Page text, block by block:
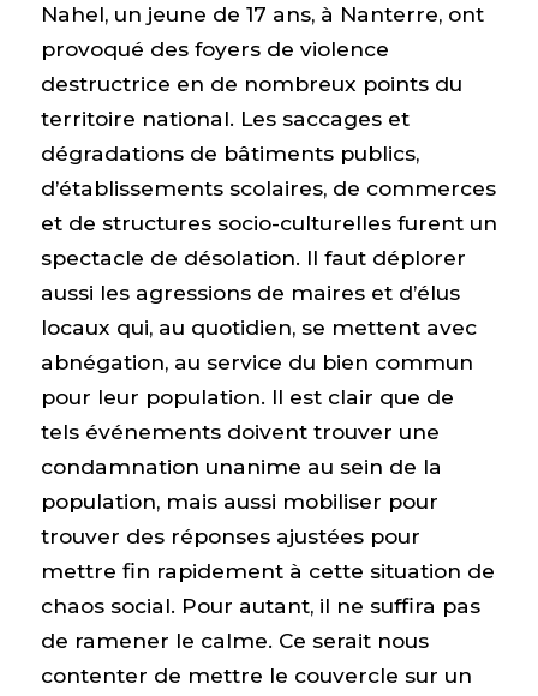
Nahel, un jeune de 17 ans, à Nanterre, ont
provoqué des foyers de violence
destructrice en de nombreux points du
territoire national. Les saccages et
dégradations de bâtiments publics,
d’établissements scolaires, de commerces
et de structures socio-culturelles furent un
spectacle de désolation. Il faut déplorer
aussi les agressions de maires et d’élus
locaux qui, au quotidien, se mettent avec
abnégation, au service du bien commun
pour leur population. Il est clair que de
tels événements doivent trouver une
condamnation unanime au sein de la
population, mais aussi mobiliser pour
trouver des réponses ajustées pour
mettre fin rapidement à cette situation de
chaos social. Pour autant, il ne suffira pas
de ramener le calme. Ce serait nous
contenter de mettre le couvercle sur un